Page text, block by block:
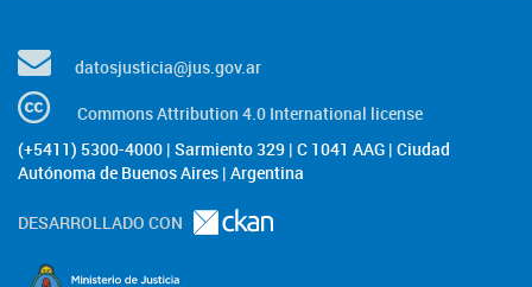
datosjusticia@jus.gov.ar
Commons Attribution 4.0 International license
(+5411) 5300-4000 | Sarmiento 329 | C 1041 AAG | Ciudad
Autónoma de Buenos Aires | Argentina
DESARROLLADO CON